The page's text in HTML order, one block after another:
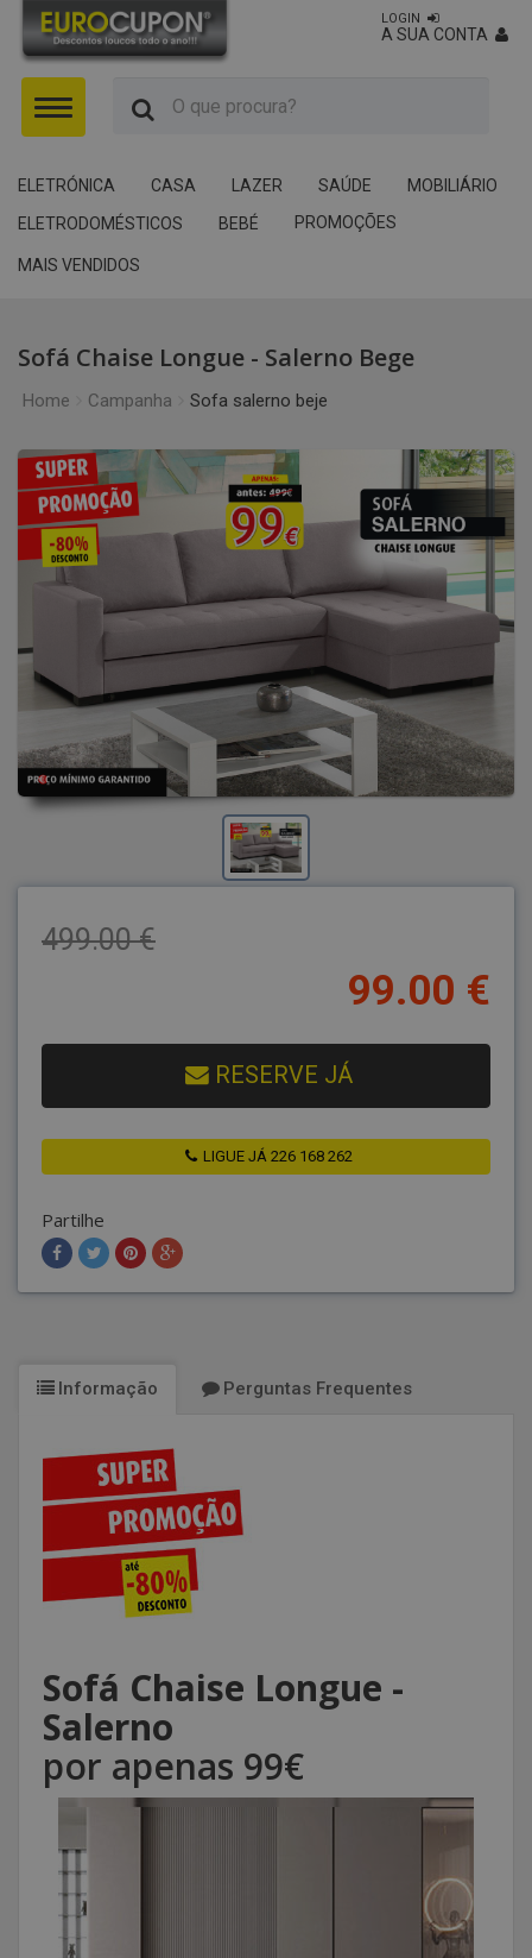
Menu
LOGIN
A SUA CONTA
ELETRÓNICA CASA LAZER SAÚDE
MOBILIÁRIO
ELETRODOMÉSTICOS
BEBÉ PROMOÇÕES
MAIS VENDIDOS
Sofá Chaise Longue - Salerno Bege
Home Campanha Sofa salerno beje
499.00 €
99.00 €
RESERVE JÁ
LIGUE JÁ 226 168 262
Partilhe
Informação Perguntas Frequentes
Sofá Chaise Longue -
Salerno
por apenas 99€